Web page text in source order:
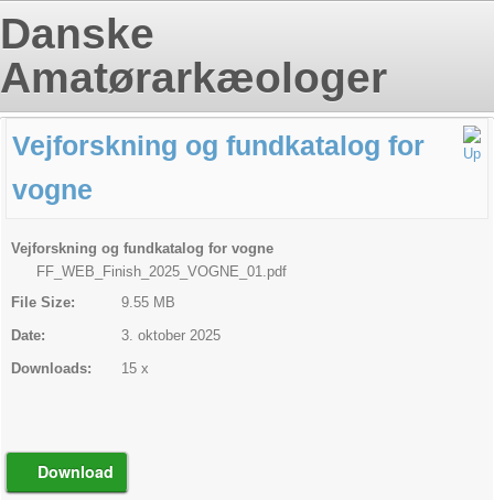
Danske
Amatørarkæologer
Vejforskning og fundkatalog for
vogne
Vejforskning og fundkatalog for vogne
FF_WEB_Finish_2025_VOGNE_01.pdf
File Size:
9.55 MB
Date:
3. oktober 2025
Downloads:
15 x